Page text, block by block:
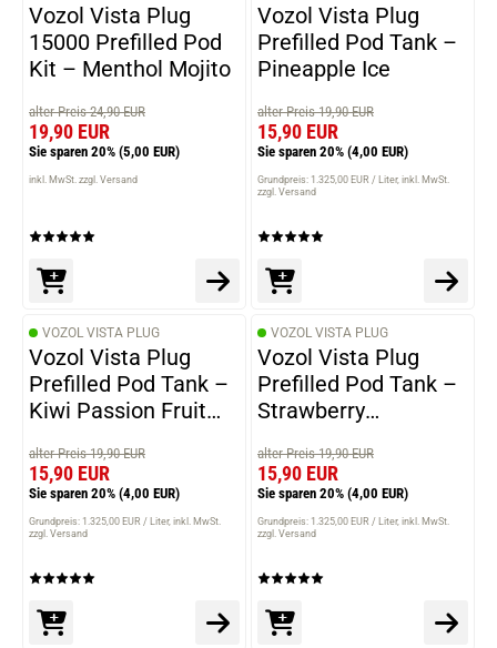
Vozol Vista Plug
15000 Prefilled Pod
Kit – Menthol Mojito
alter Preis 24,90 EUR
19,90 EUR
Sie sparen 20% (5,00 EUR)
inkl. MwSt. zzgl. Versand
Vozol Vista Plug
Prefilled Pod Tank –
Pineapple Ice
alter Preis 19,90 EUR
15,90 EUR
Sie sparen 20% (4,00 EUR)
Grundpreis: 1.325,00 EUR / Liter inkl. MwSt.
zzgl. Versand
VOZOL VISTA PLUG
Vozol Vista Plug
Prefilled Pod Tank –
Kiwi Passion Fruit
alter Preis 19,90 EUR
15,90 EUR
Sie sparen 20% (4,00 EUR)
Grundpreis: 1.325,00 EUR / Liter inkl. MwSt.
zzgl. Versand
VOZOL VISTA PLUG
Vozol Vista Plug
Prefilled Pod Tank –
Strawberry
alter Preis 19,90 EUR
15,90 EUR
Sie sparen 20% (4,00 EUR)
Grundpreis: 1.325,00 EUR / Liter inkl. MwSt.
zzgl. Versand